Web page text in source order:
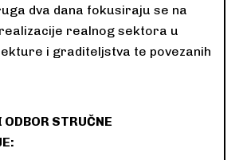
dva dana fokusiraju se na
realnog sektora u
i graditeljstva te povezanih
STRUČNE